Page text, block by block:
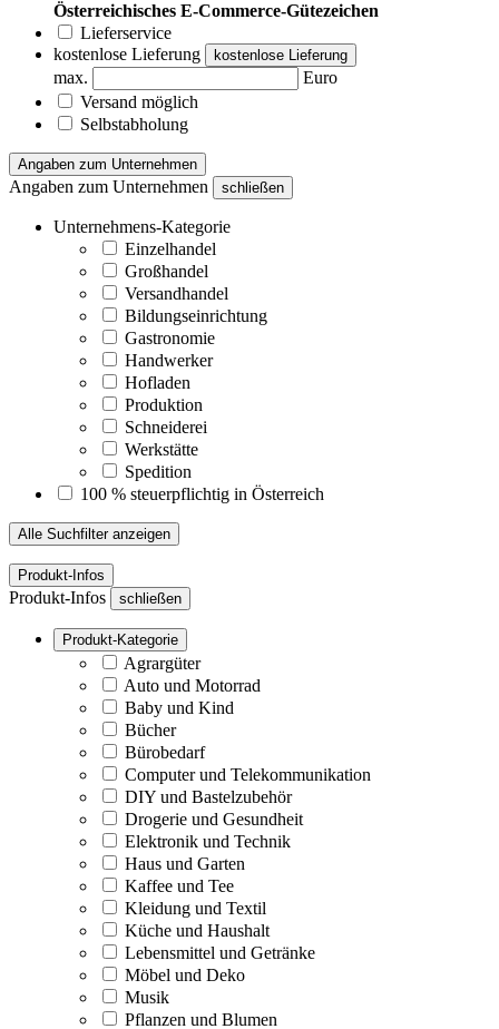
Österreichisches E-Commerce-Gütezeichen
Lieferservice
kostenlose Lieferung
kostenlose Lieferung
max.
Euro
Versand möglich
Selbstabholung
Angaben zum Unternehmen
Angaben zum Unternehmen schließen
Unternehmens-Kategorie
Einzelhandel
Großhandel
Versandhandel
Bildungseinrichtung
Gastronomie
Handwerker
Hofladen
Produktion
Schneiderei
Werkstätte
Spedition
100 % steuerpflichtig in Österreich
Alle Suchfilter anzeigen
Produkt-Infos
Produkt-Infos schließen
Produkt-Kategorie
Agrargüter
Auto und Motorrad
Baby und Kind
Bücher
Bürobedarf
Computer und Telekommunikation
DIY und Bastelzubehör
Drogerie und Gesundheit
Elektronik und Technik
Haus und Garten
Kaffee und Tee
Kleidung und Textil
Küche und Haushalt
Lebensmittel und Getränke
Möbel und Deko
Musik
Pflanzen und Blumen